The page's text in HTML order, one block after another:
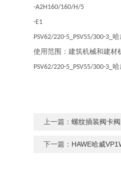
-A2H160/160/H/5
-E1
PSV62/220-5_PSV55/300-3_
使用范围：建筑机械和建材
PSV62/220-5_PSV55/300-3_哈
上一篇：螺纹插装阀卡
下一篇： HAWE哈威